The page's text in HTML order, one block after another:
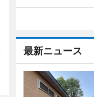
最新ニュース